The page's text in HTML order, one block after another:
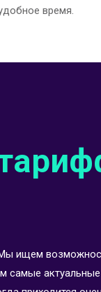
время.
Мы ищем
самые